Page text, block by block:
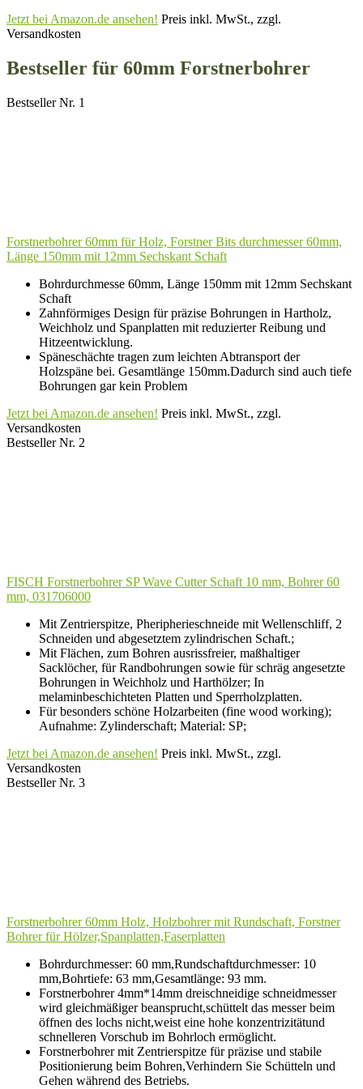
Jetzt bei Amazon.de ansehen! Preis inkl. MwSt., zzgl.
Versandkosten
Bestseller für 60mm Forstnerbohrer
Bestseller Nr. 1
Forstnerbohrer 60mm für Holz, Forstner Bits durchmesser 60mm,
Länge 150mm mit 12mm Sechskant Schaft
Bohrdurchmesse 60mm, Länge 150mm mit 12mm Sechskant
Schaft
Zahnförmiges Design für präzise Bohrungen in Hartholz,
Weichholz und Spanplatten mit reduzierter Reibung und
Hitzeentwicklung.
Späneschächte tragen zum leichten Abtransport der
Holzspäne bei. Gesamtlänge 150mm.Dadurch sind auch tiefe
Bohrungen gar kein Problem
Jetzt bei Amazon.de ansehen! Preis inkl. MwSt., zzgl.
Versandkosten
Bestseller Nr. 2
FISCH Forstnerbohrer SP Wave Cutter Schaft 10 mm, Bohrer 60
mm, 031706000
Mit Zentrierspitze, Pheripherieschneide mit Wellenschliff, 2
Schneiden und abgesetztem zylindrischen Schaft.;
Mit Flächen, zum Bohren ausrissfreier, maßhaltiger
Sacklöcher, für Randbohrungen sowie für schräg angesetzte
Bohrungen in Weichholz und Harthölzer; In
melaminbeschichteten Platten und Sperrholzplatten.
Für besonders schöne Holzarbeiten (fine wood working);
Aufnahme: Zylinderschaft; Material: SP;
Jetzt bei Amazon.de ansehen! Preis inkl. MwSt., zzgl.
Versandkosten
Bestseller Nr. 3
Forstnerbohrer 60mm Holz, Holzbohrer mit Rundschaft, Forstner
Bohrer für Hölzer,Spanplatten,Faserplatten
Bohrdurchmesser: 60 mm,Rundschaftdurchmesser: 10
mm,Bohrtiefe: 63 mm,Gesamtlänge: 93 mm.
Forstnerbohrer 4mm*14mm dreischneidige schneidmesser
wird gleichmäßiger beansprucht,schüttelt das messer beim
öffnen des lochs nicht,weist eine hohe konzentrizitätund
schnelleren Vorschub im Bohrloch ermöglicht.
Forstnerbohrer mit Zentrierspitze für präzise und stabile
Positionierung beim Bohren,Verhindern Sie Schütteln und
Gehen während des Betriebs.